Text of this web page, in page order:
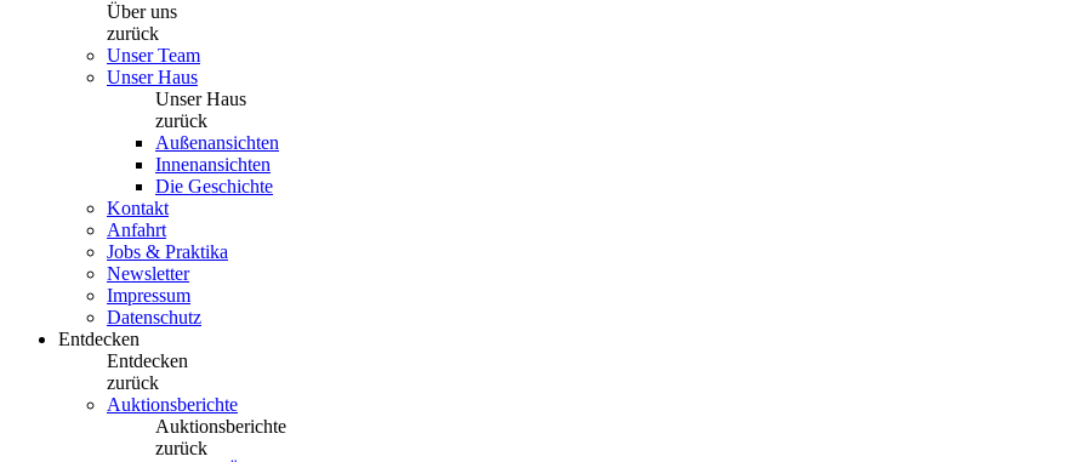
Über uns
zurück
Unser Team
Unser Haus
Unser Haus
zurück
Außenansichten
Innenansichten
Die Geschichte
Kontakt
Anfahrt
Jobs & Praktika
Newsletter
Impressum
Datenschutz
Entdecken
Entdecken
zurück
Auktionsberichte
Auktionsberichte
zurück